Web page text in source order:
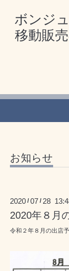
ボンジ
移動販
お知らせ
2020 /07 / 28
2020年８月
令和２年８月の出店予